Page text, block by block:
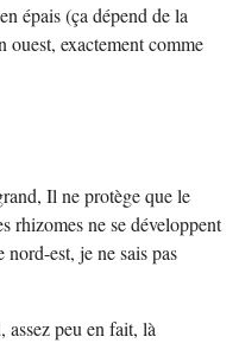
épais (ça dépend de la
ouest, exactement comme
Il ne protège que le
rhizomes ne se développent
nord-est, je ne sais pas
assez peu en fait, là